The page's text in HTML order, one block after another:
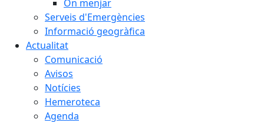
On menjar
Serveis d'Emergències
Informació geogràfica
Actualitat
Comunicació
Avisos
Notícies
Hemeroteca
Agenda